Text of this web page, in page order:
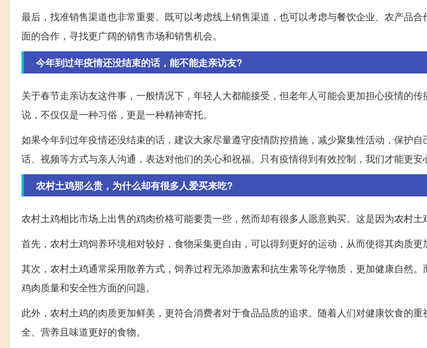
最后，找准销售渠道也非常重要。既可以考虑线上销售渠道，也可以考虑与餐饮企业、农产品
面的合作，寻找更广阔的销售市场和销售机会。
今年到过年疫情还没结束的话，能不能走亲访友?
关于春节走亲访友这件事，一般情况下，年轻人大都能接受，但老年人可能会更加担心疫情的
说，不仅仅是一种习俗，更是一种精神寄托。
如果今年到过年疫情还没结束的话，建议大家尽量遵守疫情防控措施，减少聚集性活动，保护
话、视频等方式与亲人沟通，表达对他们的关心和祝福。只有疫情得到有效控制，我们才能更安
农村土鸡那么贵，为什么却有很多人爱买来吃?
农村土鸡相比市场上出售的鸡肉价格可能要贵一些，然而却有很多人愿意购买。这是因为农村土
首先，农村土鸡饲养环境相对较好，食物采集更自由，可以得到更好的运动，从而使得其肉质更
其次，农村土鸡通常采用散养方式，饲养过程无添加激素和抗生素等化学物质，更加健康自然
鸡肉质量和安全性方面的问题。
此外，农村土鸡的肉质更加鲜美，更符合消费者对于食品品质的追求。随着人们对健康饮食的
全、营养且味道更好的食物。